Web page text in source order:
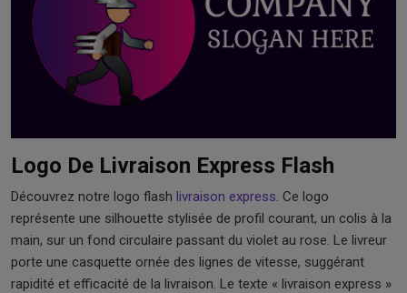
Logo De Livraison Express Flash
Découvrez notre logo flash livraison express . Ce logo
représente une silhouette stylisée de profil courant, un colis à la
main, sur un fond circulaire passant du violet au rose. Le livreur
porte une casquette ornée des lignes de vitesse, suggérant
rapidité et efficacité de la livraison. Le texte « livraison express »